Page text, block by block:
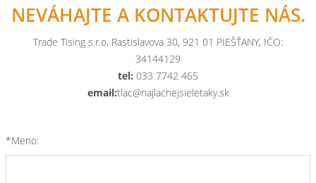
NEVÁHAJTE A KONTAKTUJTE NÁS.
Trade Tising s.r.o, Rastislavova 30, 921 01 PIEŠŤANY, IČO:
34144129
tel: 033 7742 465
email:tlac@najlacnejsieletaky.sk
*Meno: